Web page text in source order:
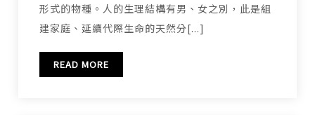
形式的物種。人的生理結構有男、女之別，此是組
建家庭、延續代際生命的天然分[...]
READ MORE